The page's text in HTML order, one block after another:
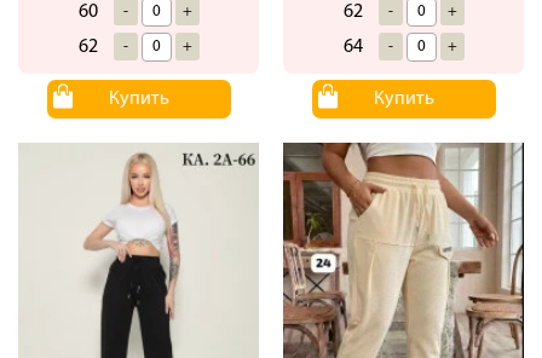
60 - +
62 - +
Купить
62 - +
64 - +
Купить